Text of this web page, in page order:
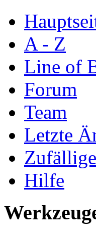
A - Z
Line of
Forum
Team
Letzte
Hilfe